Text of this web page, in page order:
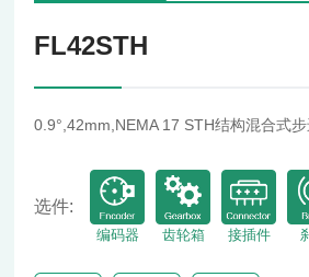
FL42STH
0.9°,42mm,NEMA 17 STH结构混合式
选件:
编码器 齿轮箱 接插件